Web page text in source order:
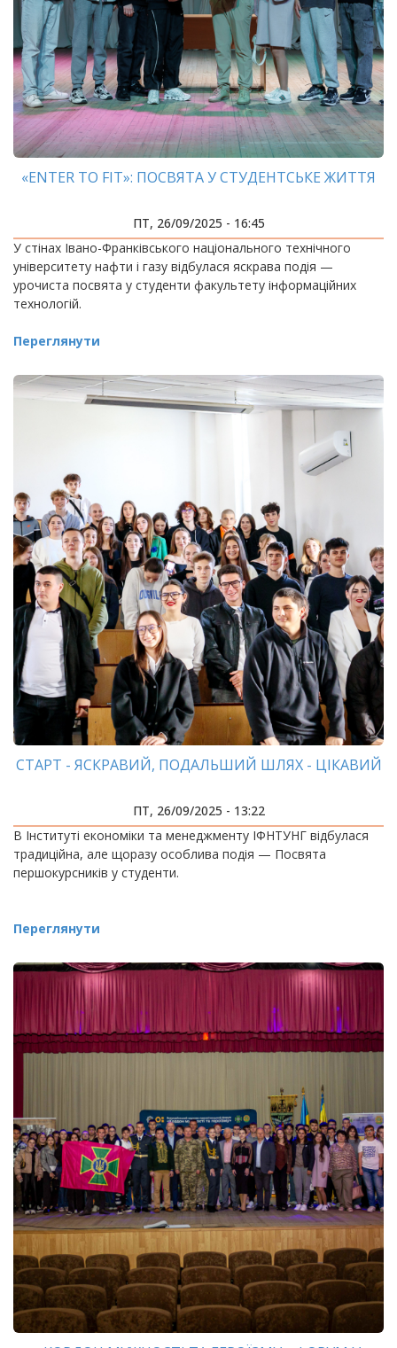
«ENTER TO FIT»: ПОСВЯТА У СТУДЕНТСЬКЕ ЖИТТЯ
ПТ, 26/09/2025 - 16:45
У стінах Івано-Франківського національного технічного
університету нафти і газу відбулася яскрава подія —
урочиста посвята у студенти факультету інформаційних
технологій.
Переглянути
СТАРТ - ЯСКРАВИЙ, ПОДАЛЬШИЙ ШЛЯХ - ЦІКАВИЙ
ПТ, 26/09/2025 - 13:22
В Інституті економіки та менеджменту ІФНТУНГ відбулася
традиційна, але щоразу особлива подія — Посвята
першокурсників у студенти.
Переглянути